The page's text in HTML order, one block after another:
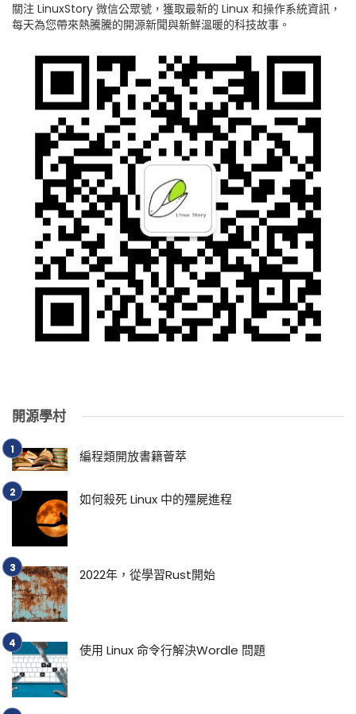
關注 LinuxStory 微信公眾號，獲取最新的 Linux 和操作系統資訊，
每天為您帶來熱騰騰的開源新聞與新鮮溫暖的科技故事。
開源學村
編程類開放書籍薈萃
如何殺死 Linux 中的殭屍進程
2022年，從學習Rust開始
使用 Linux 命令行解決Wordle 問題